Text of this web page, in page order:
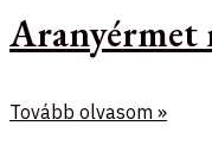
Aranyérmet
Tovább olvasom »